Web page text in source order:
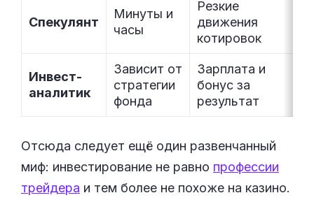
Спекулянт
Минуты и
часы
Резкие
движения
котировок
Инвест-
аналитик
Зависит от
стратегии
фонда
Зарплата и
бонус за
результат
Отсюда следует ещё один развенчанный
миф: инвестирование не равно профессии
трейдера и тем более не похоже на казино.